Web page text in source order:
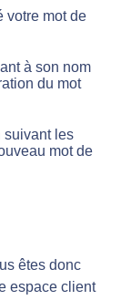
votre mot de
à son nom
du mot
suivant les
mot de
êtes donc
espace client